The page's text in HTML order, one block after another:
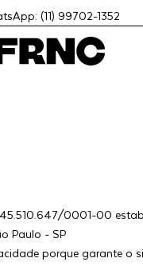
(11) 99702-1352
0001-00
Paulo - SP
porque garante o